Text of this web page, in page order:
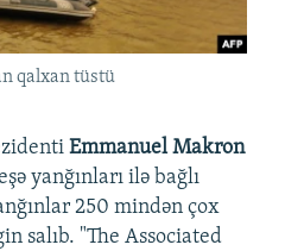
qalxan tüstü
Emmanuel Makron
yanğınları ilə bağlı
250 mindən çox
salıb. "The Associated